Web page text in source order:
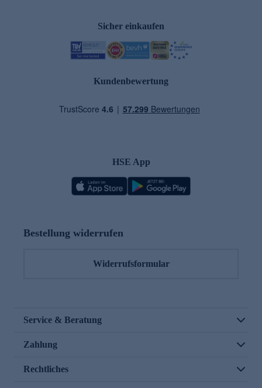
Sicher einkaufen
Kundenbewertung
HSE App
Bestellung widerrufen
Widerrufsformular
Service & Beratung
Zahlung
Rechtliches